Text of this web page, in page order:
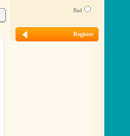
Bad